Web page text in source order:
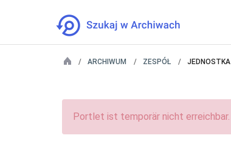
ARCHIWUM ZESPÓŁ JEDNOSTKA
Portlet ist temporär nicht erreichbar.